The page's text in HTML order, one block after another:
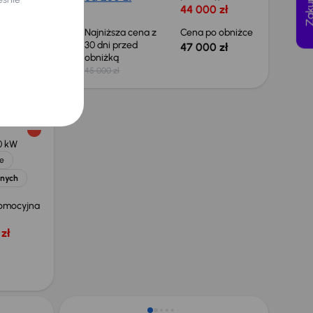
44 000 zł
Najniższa cena z
30 dni przed
obniżką
45 000 zł
Cena po obniżce
47 000 zł
kW